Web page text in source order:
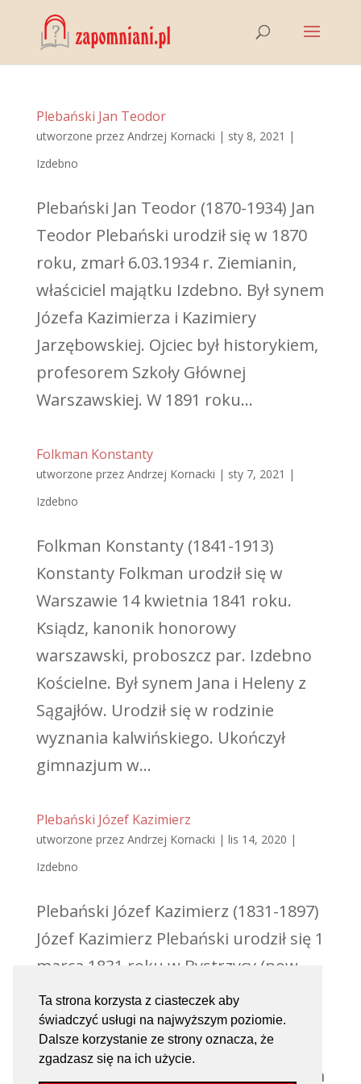
Ta strona korzysta z ciasteczek aby
świadczyć usługi na najwyższym poziomie.
Dalsze korzystanie ze strony oznacza, że
zgadzasz się na ich użycie.
Plebański Jan Teodor
utworzone przez Andrzej Kornacki | sty 8, 2021 |
Izdebno
Plebański Jan Teodor (1870-1934) Jan
Teodor Plebański urodził się w 1870
roku, zmarł 6.03.1934 r. Ziemianin,
właściciel majątku Izdebno. Był synem
Józefa Kazimierza i Kazimiery
Jarzębowskiej. Ojciec był historykiem,
profesorem Szkoły Głównej
Warszawskiej. W 1891 roku...
Folkman Konstanty
utworzone przez Andrzej Kornacki | sty 7, 2021 |
Izdebno
Folkman Konstanty (1841-1913)
Konstanty Folkman urodził się w
Warszawie 14 kwietnia 1841 roku.
Ksiądz, kanonik honorowy
warszawski, proboszcz par. Izdebno
Kościelne. Był synem Jana i Heleny z
Sągajłów. Urodził się w rodzinie
wyznania kalwińskiego. Ukończył
gimnazjum w...
Plebański Józef Kazimierz
utworzone przez Andrzej Kornacki | lis 14, 2020 |
Izdebno
Plebański Józef Kazimierz (1831-1897)
Józef Kazimierz Plebański urodził się 1
marca 1831 roku w Bystrzycy (pow.
mogilnieński). Historyk, profesor
Szkoły Głównej Warszawskiej,
encyklopedysta. Był synem Jana i
Katarzyny. W 1858 r. w Krzycku Małym